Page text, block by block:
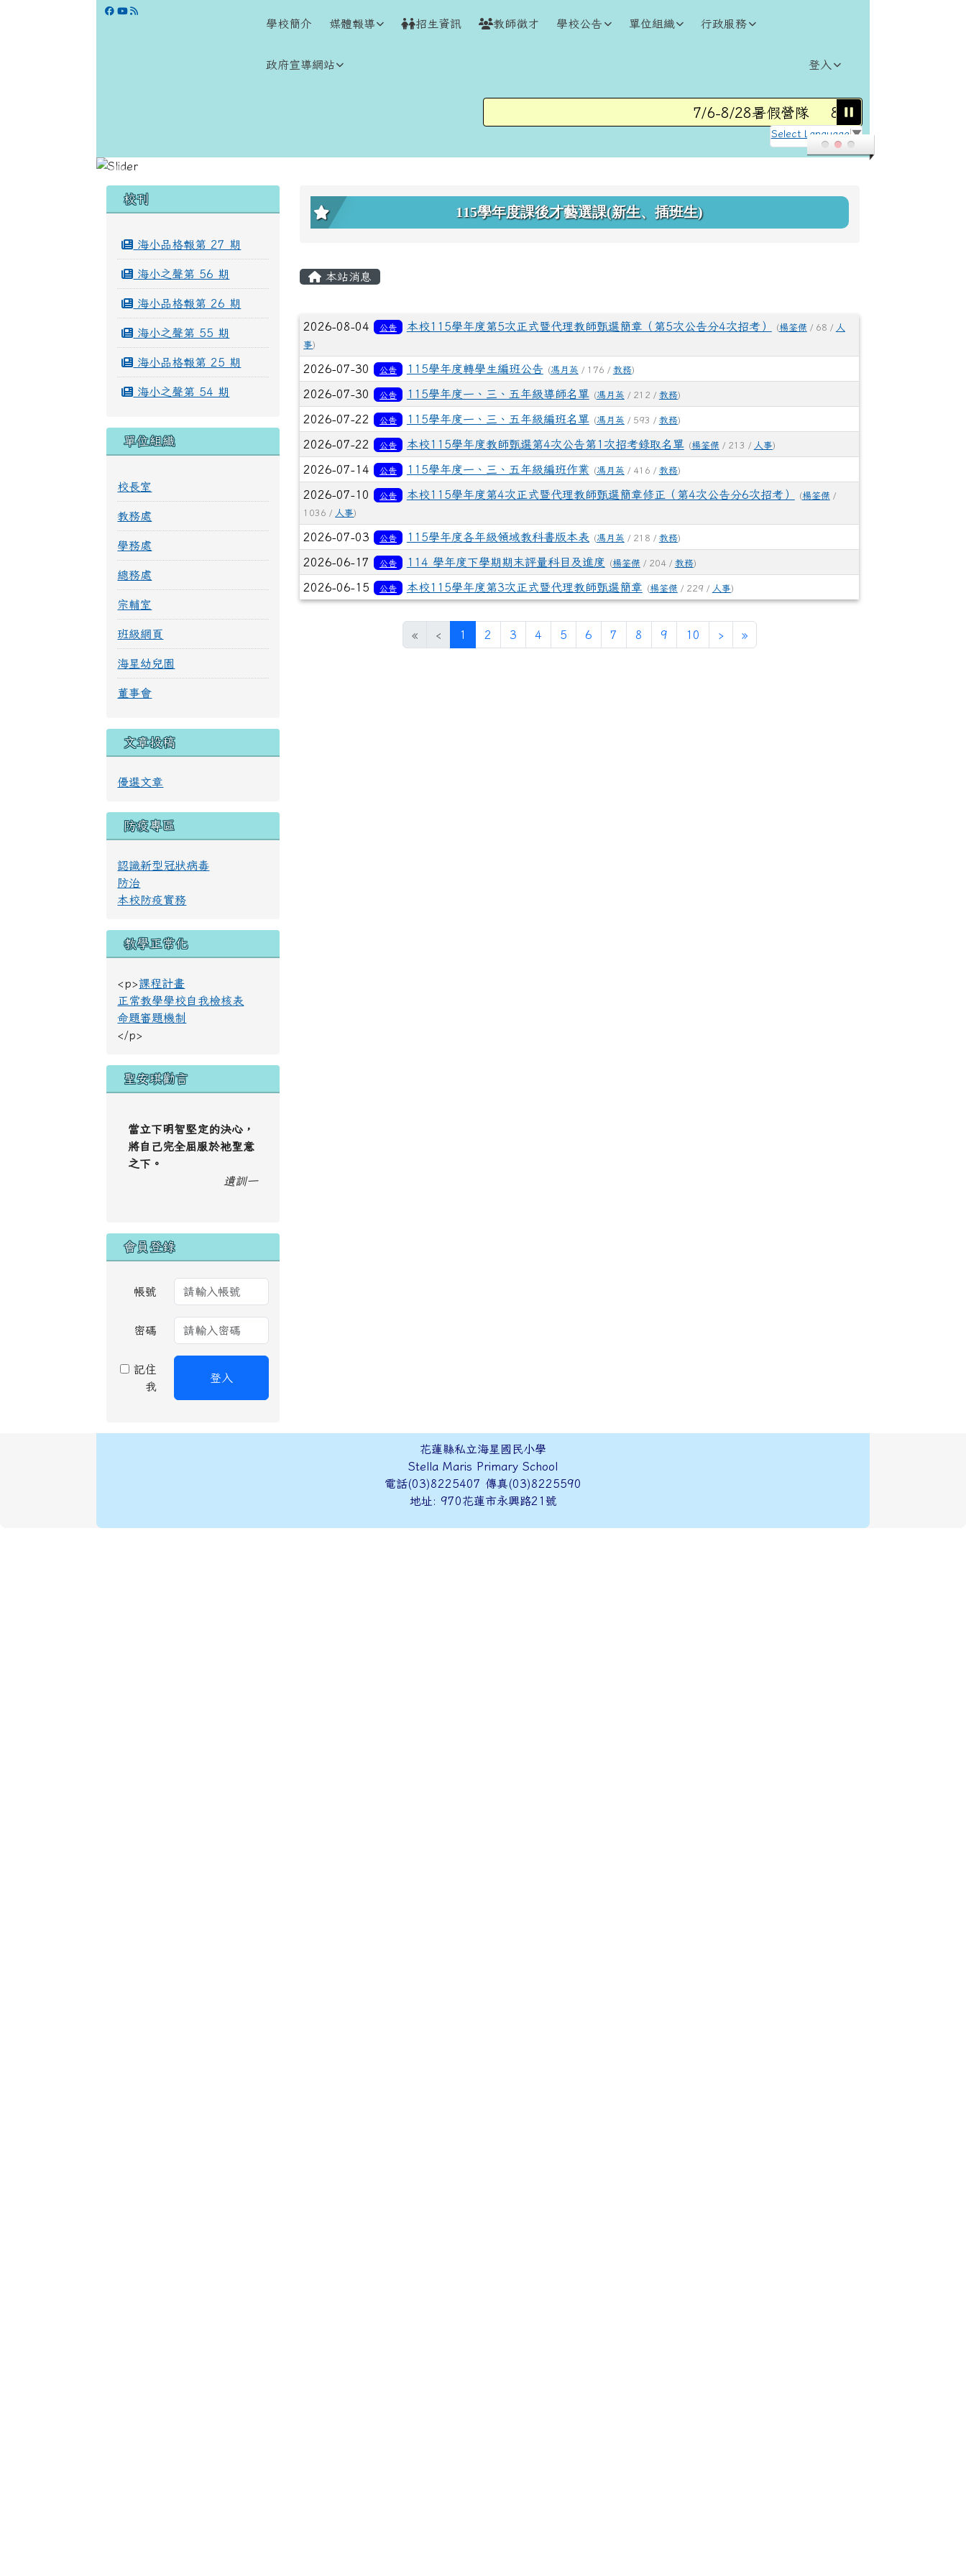
學校網站 學校簡介 媒體報導 招生資訊 教師徵才 學校公告 單位組織 行政服務
政府宣導網站 登入
7/6-8/28暑假營隊 8/31(一)115學年度第1學
Select Language ▼
左邊區域內容
校刊
海小品格報第 27 期
海小之聲第 56 期
海小品格報第 26 期
海小之聲第 55 期
海小品格報第 25 期
海小之聲第 54 期
單位組織
校長室
教務處
學務處
總務處
宗輔室
班級網頁
海星幼兒園
董事會
文章投稿
優選文章
防疫專區
認識新型冠狀病毒
防治
本校防疫實務
教學正常化
<p>課程計畫
正常教學學校自我檢核表
命題審題機制
</p>
聖安琪勸言
當立下明智堅定的決心，
將自己完全屈服於祂聖意
之下。
遺訓一
會員登錄
帳號
密碼
記住
我
登入
上中區域內容
115學年度課後才藝選課(新生、插班生)
主內容區域
本站消息
文章列表
2026-08-04 公告 本校115學年度第5次正式暨代理教師甄選簡章（第5次公告分4次招考） (楊筌傑 / 68 / 人
事)
2026-07-30 公告 115學年度轉學生編班公告 (馮月英 / 176 / 教務)
2026-07-30 公告 115學年度一、三、五年級導師名單 (馮月英 / 212 / 教務)
2026-07-22 公告 115學年度一、三、五年級編班名單 (馮月英 / 593 / 教務)
2026-07-22 公告 本校115學年度教師甄選第4次公告第1次招考錄取名單 (楊筌傑 / 213 / 人事)
2026-07-14 公告 115學年度一、三、五年級編班作業 (馮月英 / 416 / 教務)
2026-07-10 公告 本校115學年度第4次正式暨代理教師甄選簡章修正（第4次公告分6次招考） (楊筌傑 /
1036 / 人事)
2026-07-03 公告 115學年度各年級領域教科書版本表 (馮月英 / 218 / 教務)
2026-06-17 公告 114 學年度下學期期末評量科目及進度 (楊筌傑 / 204 / 教務)
2026-06-15 公告 本校115學年度第3次正式暨代理教師甄選簡章 (楊筌傑 / 229 / 人事)
« ‹ 1 (目前頁次)
2 3 4 5 6 7 8 9 10 ›下一頁
»最後頁
花蓮縣私立海星國民小學
Stella Maris Primary School
電話(03)8225407 傳真(03)8225590
地址: 970花蓮市永興路21號